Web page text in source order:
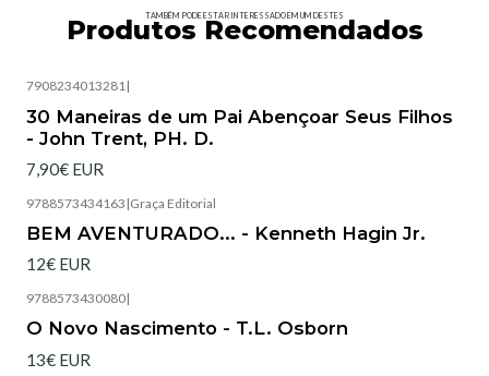
TAMBÉM PODE ESTAR INTERESSADO EM UM DESTES
Produtos Recomendados
7908234013281|
30 Maneiras de um Pai Abençoar Seus Filhos
- John Trent, PH. D.
7,90€ EUR
9788573434163 |Graça Editorial
BEM AVENTURADO... - Kenneth Hagin Jr.
12€ EUR
9788573430080|
O Novo Nascimento - T.L. Osborn
13€ EUR